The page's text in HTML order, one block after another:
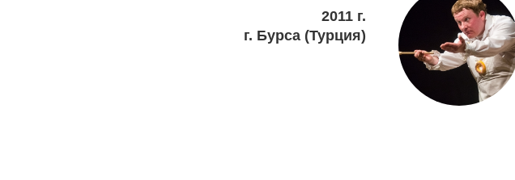
2011 г.
г. Бурса (Турция)